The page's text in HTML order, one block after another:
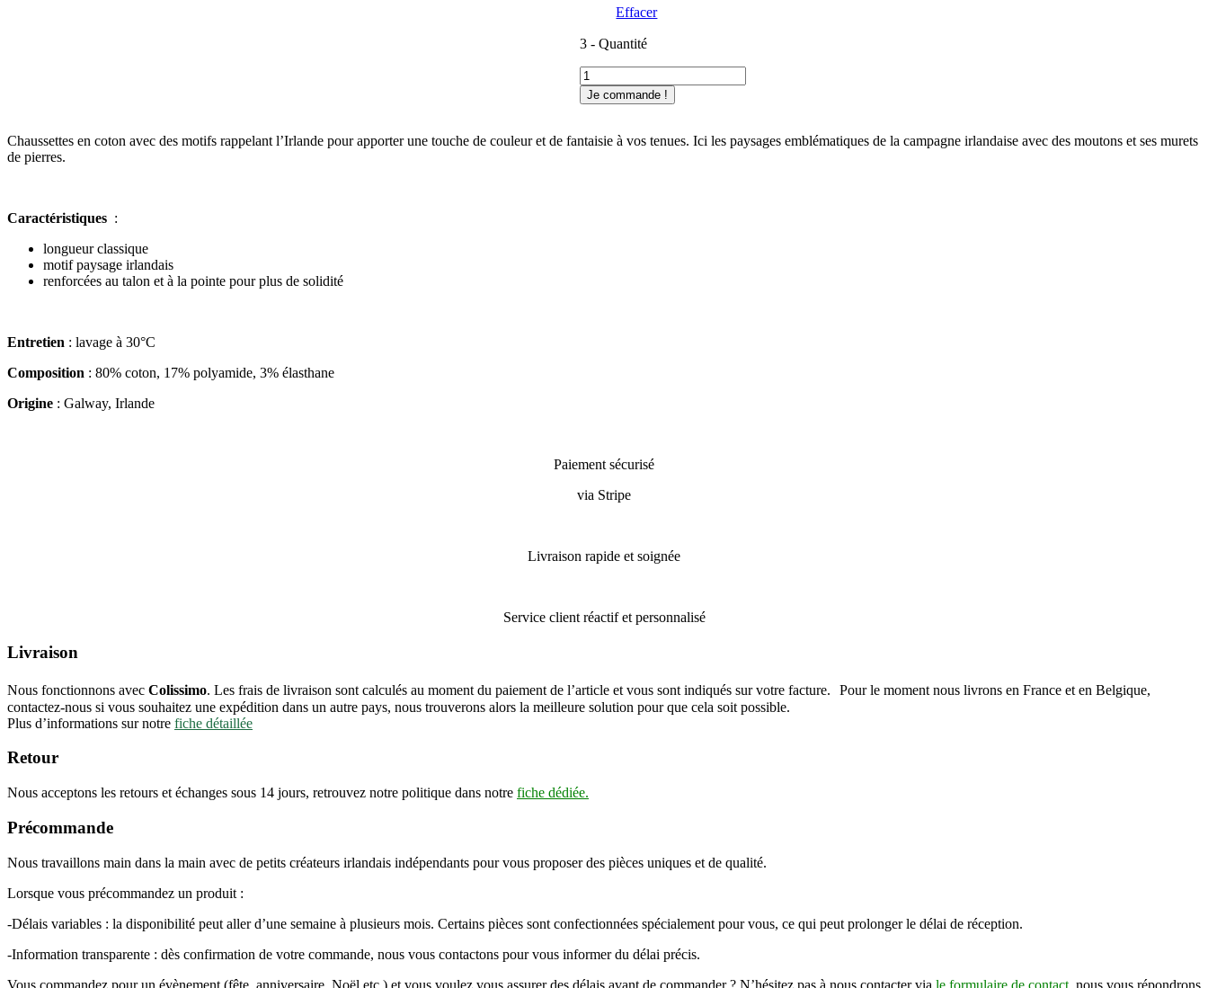
Effacer
3 - Quantité
quantité
de
Chaussettes
paysage
Je commande !
Chaussettes en coton avec des motifs rappelant l’Irlande pour apporter une touche de couleur et de fantaisie à vos tenues. Ici les paysages emblématiques de la campagne irlandaise avec des moutons et ses murets
de pierres.
Caractéristiques :
longueur classique
motif paysage irlandais
renforcées au talon et à la pointe pour plus de solidité
Entretien : lavage à 30°C
Composition : 80% coton, 17% polyamide, 3% élasthane
Origine : Galway, Irlande
Paiement sécurisé
via Stripe
Livraison rapide et soignée
Service client réactif et personnalisé
Livraison
Nous fonctionnons avec Colissimo. Les frais de livraison sont calculés au moment du paiement de l’article et vous sont indiqués sur votre facture. Pour le moment nous livrons en France et en Belgique,
contactez-nous si vous souhaitez une expédition dans un autre pays, nous trouverons alors la meilleure solution pour que cela soit possible.
Plus d’informations sur notre fiche détaillée
Retour
Nous acceptons les retours et échanges sous 14 jours, retrouvez notre politique dans notre fiche dédiée.
Précommande
Nous travaillons main dans la main avec de petits créateurs irlandais indépendants pour vous proposer des pièces uniques et de qualité.
Lorsque vous précommandez un produit :
-Délais variables : la disponibilité peut aller d’une semaine à plusieurs mois. Certains pièces sont confectionnées spécialement pour vous, ce qui peut prolonger le délai de réception.
-Information transparente : dès confirmation de votre commande, nous vous contactons pour vous informer du délai précis.
Vous commandez pour un évènement (fête, anniversaire, Noël etc.) et vous voulez vous assurer des délais avant de commander ? N’hésitez pas à nous contacter via le formulaire de contact , nous vous répondrons